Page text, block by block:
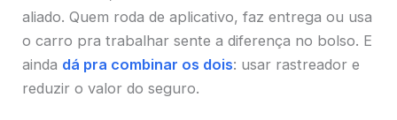
aliado. Quem roda de aplicativo, faz entrega ou usa
o carro pra trabalhar sente a diferença no bolso. E
ainda dá pra combinar os dois: usar rastreador e
reduzir o valor do seguro.